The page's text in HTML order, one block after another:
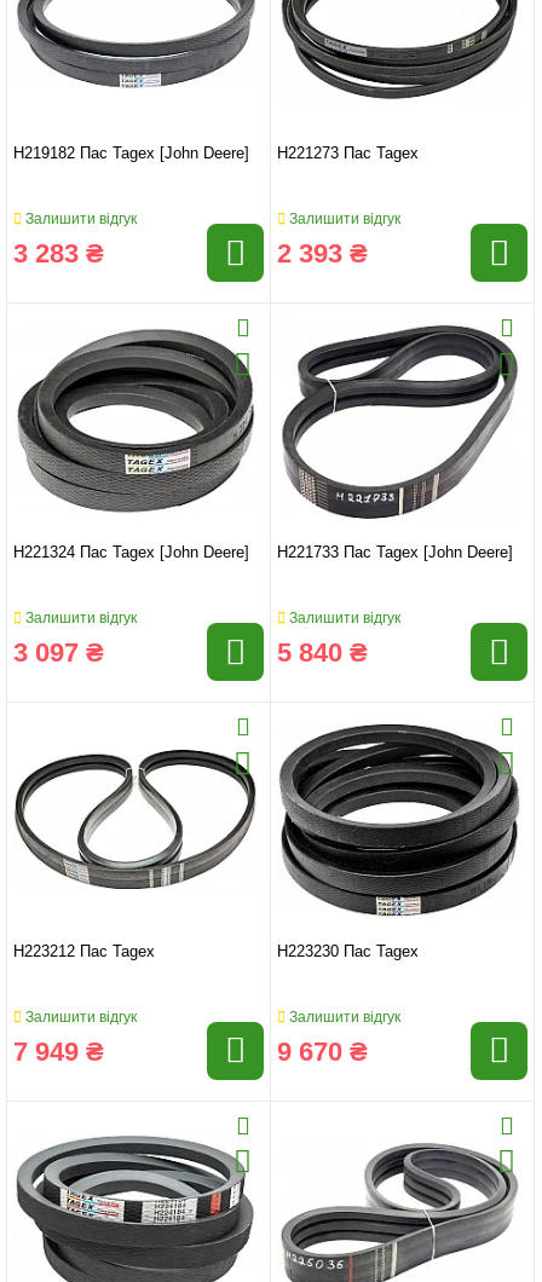
H219182 Пас Tagex [John Deere]
Залишити відгук
3 283 ₴
H221273 Пас Tagex
Залишити відгук
2 393 ₴
H221324 Пас Tagex [John Deere]
Залишити відгук
3 097 ₴
H221733 Пас Tagex [John Deere]
Залишити відгук
5 840 ₴
H223212 Пас Tagex
Залишити відгук
7 949 ₴
H223230 Пас Tagex
Залишити відгук
9 670 ₴